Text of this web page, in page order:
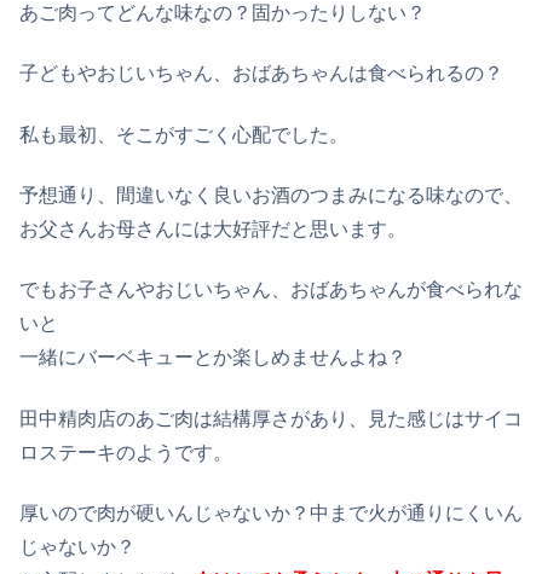
あご肉ってどんな味なの？固かったりしない？
子どもやおじいちゃん、おばあちゃんは食べられるの？
私も最初、そこがすごく心配でした。
予想通り、間違いなく良いお酒のつまみになる味なので、
お父さんお母さんには大好評だと思います。
でもお子さんやおじいちゃん、おばあちゃんが食べられな
いと
一緒にバーベキューとか楽しめませんよね？
田中精肉店のあご肉は結構厚さがあり、見た感じはサイコ
ロステーキのようです。
厚いので肉が硬いんじゃないか？中まで火が通りにくいん
じゃないか？